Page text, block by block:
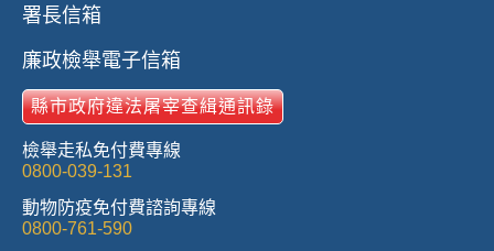
署長信箱
廉政檢舉電子信箱
縣市政府違法屠宰查緝通訊錄
檢舉走私免付費專線
0800-039-131
動物防疫免付費諮詢專線
0800-761-590